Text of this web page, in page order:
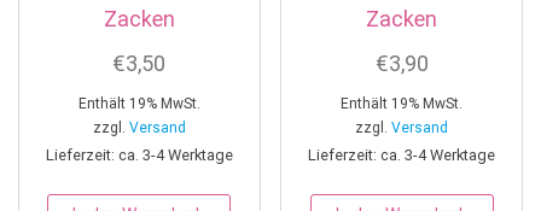
Zacken
€3,50
Enthält 19% MwSt.
zzgl. Versand
Lieferzeit: ca. 3-4 Werktage
Zacken
€3,90
Enthält 19% MwSt.
zzgl.Versand
Lieferzeit: ca. 3-4 Werktage